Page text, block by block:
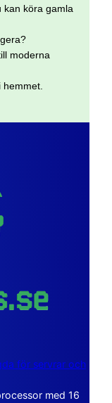
kan köra gamla
moderna
för servrar och
med 16